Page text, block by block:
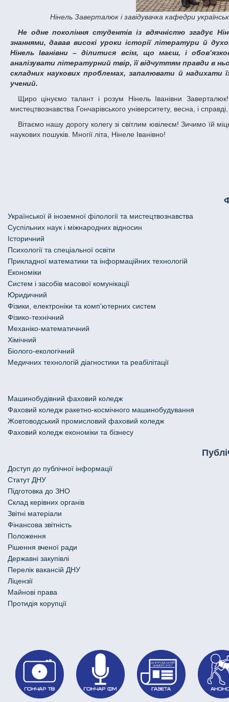
Нінель Заверталюк і завідувачка кафедри
Не одне покоління студентів із вдячністю згадує Нінель Іванівну – свого викладача, який щедро ділився з ними своїми
знаннями, давав високі уроки історії літератури й
Нінель Іванівни – ділитися всім, що маєш, і
аналізувати літературний твір, її відчуттям правди в
складних наукових проблемах, запалювати й
учений.
Щиро цінуємо талант і розум Нінель Іванівни Заверталюк! Символічно: для всього факультету української й іноземної філології та
мистецтвознавства Гончарівського університету, весна, і
Вітаємо нашу дорогу колегу зі світлим ювілеєм! Зичимо їй міцного здоров’я і довголіття, неухильного потягу до самовдосконалення і нових
наукових пошуків. Многії літа, Нінеле Іванівно!
Української й іноземної філології та мистецтвознавства
Cуспільних наук і міжнародних відносин
Історичний
Психології та спеціальної освіти
Прикладної математики та інформаційних технологій
Економіки
Систем і засобів масової комунікації
Юридичний
Фізики, електроніки та комп'ютерних систем
Фізико-технічний
Механіко-математичний
Хімічний
Біолого-екологічний
Медичних технологій діагностики та реабілітації
Машинобудівний фаховий коледж
Фаховий коледж ракетно-космічного машинобудування
Жовтоводський промисловий фаховий коледж
Фаховий коледж економіки та бізнесу
Доступ до публічної інформації
Статут ДНУ
Підготовка до ЗНО
Склад керівних органів
Звітні матеріали
Фінансова звітність
Положення
Рішення вченої ради
Державні закупівлі
Перелік вакансій ДНУ
Ліцензії
Майнові права
Протидія корупції